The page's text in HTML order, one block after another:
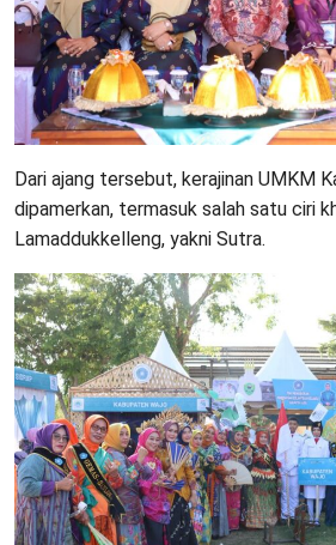
Dari ajang tersebut, kerajinan UMKM
dipamerkan, termasuk salah satu ciri
Lamaddukkelleng, yakni Sutra.